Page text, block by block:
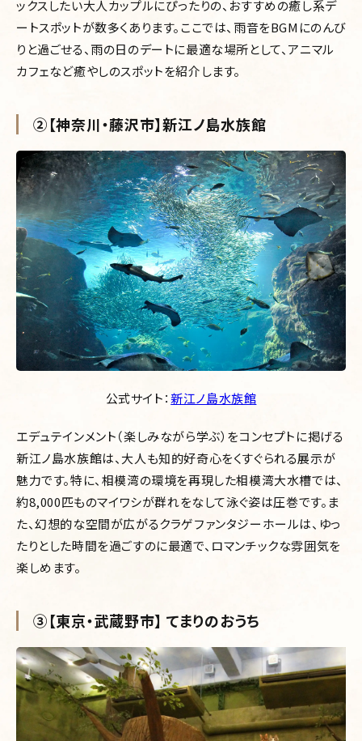
ックスしたい大人カップルにぴったりの、おすすめの癒し系デ
ートスポットが数多くあります。ここでは、雨音をBGMにのんび
りと過ごせる、雨の日のデートに最適な場所として、アニマル
カフェなど癒やしのスポットを紹介します。
②【神奈川・藤沢市】新江ノ島水族館
公式サイト： 新江ノ島水族館
エデュテインメント（楽しみながら学ぶ）をコンセプトに掲げる
新江ノ島水族館は、大人も知的好奇心をくすぐられる展示が
魅力です。特に、相模湾の環境を再現した相模湾大水槽では、
約8,000匹ものマイワシが群れをなして泳ぐ姿は圧巻です。ま
た、幻想的な空間が広がるクラゲファンタジーホールは、ゆっ
たりとした時間を過ごすのに最適で、ロマンチックな雰囲気を
楽しめます。
③【東京・武蔵野市】 てまりのおうち